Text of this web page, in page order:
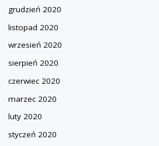
grudzień 2020
listopad 2020
wrzesień 2020
sierpień 2020
czerwiec 2020
marzec 2020
luty 2020
styczeń 2020